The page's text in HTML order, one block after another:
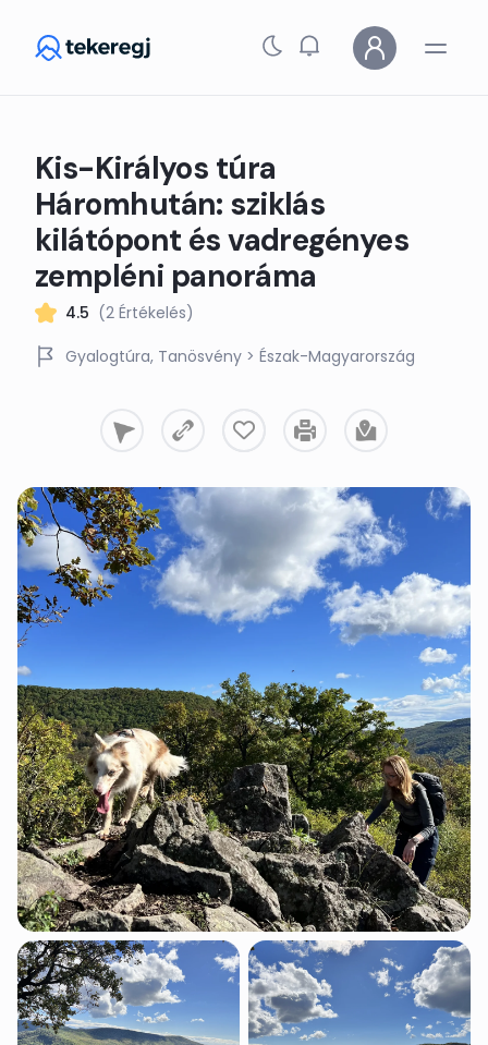
Kis-Királyos túra
Háromhután: sziklás
kilátópont és vadregényes
zempléni panoráma
4.5 (2 Értékelés)
Gyalogtúra Tanösvény > Észak-Magyarország